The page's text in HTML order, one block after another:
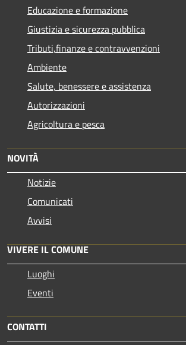
Educazione e formazione
Giustizia e sicurezza pubblica
Tributi,finanze e contravvenzioni
Ambiente
Salute, benessere e assistenza
Autorizzazioni
Agricoltura e pesca
NOVITÀ
Notizie
Comunicati
Avvisi
VIVERE IL COMUNE
Luoghi
Eventi
CONTATTI